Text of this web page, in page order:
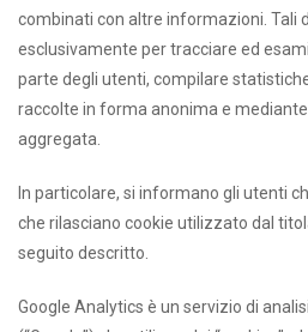
combinati con altre informazioni. Tali
esclusivamente per tracciare ed
parte degli utenti, compilare
raccolte in forma anonima e
aggregata.
In particolare, si informano gli utenti
che rilasciano cookie utilizzato dal
seguito descritto.
Google Analytics è un servizio di